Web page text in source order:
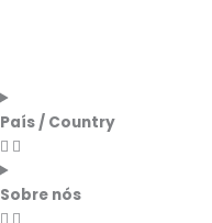
País / Country
Sobre nós